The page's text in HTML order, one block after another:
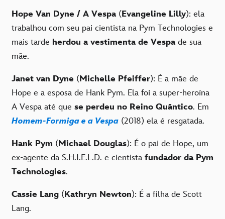
Hope Van Dyne / A Vespa(Evangeline Lilly): ela
trabalhou com seu pai cientista na Pym Technologies e
mais tarde herdou a vestimenta de Vespade sua
mãe.
Janet van Dyne (Michelle Pfeiffer): É a mãe de
Hope e a esposa de Hank Pym. Ela foi a super-heroína
A Vespa até que se perdeu no Reino Quântico. Em
Homem-Formiga e a Vespa (2018) ela é resgatada.
Hank Pym (Michael Douglas): É o pai de Hope, um
ex-agente da S.H.I.E.L.D. e cientista fundador da Pym
Technologies.
Cassie Lang (Kathryn Newton): É a filha de Scott
Lang.